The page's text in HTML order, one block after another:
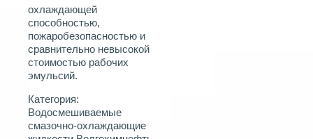
охлаждающей
способностью,
пожаробезопасностью и
сравнительно невысокой
стоимостью рабочих
эмульсий.
Категория:
Водосмешиваемые
смазочно-охлаждающие